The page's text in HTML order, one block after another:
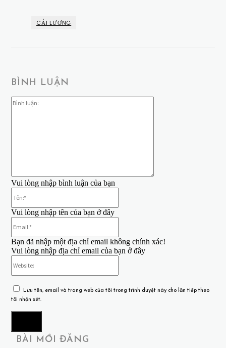
CẢI LƯƠNG
BÌNH LUẬN
Vui lòng nhập bình luận của bạn
Vui lòng nhập tên của bạn ở đây
Bạn đã nhập một địa chỉ email không chính xác!
Vui lòng nhập địa chỉ email của bạn ở đây
Lưu tên, email và trang web của tôi trong trình duyệt này cho lần tiếp theo
tôi nhận xét.
BÀI MỚI ĐĂNG